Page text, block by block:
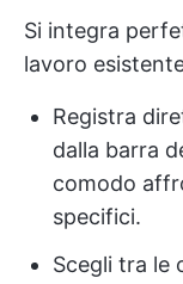
Si integra
lavoro
Registra
dalla barra
comodo
specifici.
Scegli tra le